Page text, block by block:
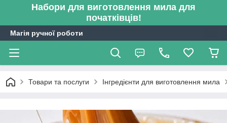
Набори для виготовлення мила для
початківців!
Магія ручної роботи
Товари та послуги Інгредієнти для виготовлення мила